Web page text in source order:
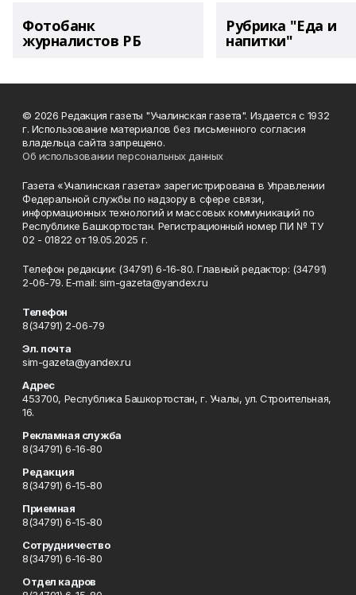
Фотобанк
журналистов РБ
Рубрика "Еда и
напитки"
© 2026 Редакция газеты "Учалинская газета". Издается с 1932
г. Использование материалов без письменного согласия
владельца сайта запрещено.
Об использовании персональных данных
Газета «Учалинская газета» зарегистрирована в Управлении
Федеральной службы по надзору в сфере связи,
информационных технологий и массовых коммуникаций по
Республике Башкортостан. Регистрационный номер ПИ № ТУ
02 - 01822 от 19.05.2025 г.
Телефон редакции: (34791) 6-16-80. Главный редактор: (34791)
2-06-79. Е-mаil: sim-gazeta@yandex.ru
Телефон
8(34791) 2-06-79
Эл. почта
sim-gazeta@yandex.ru
Адрес
453700, Республика Башкортостан, г. Учалы, ул. Строительная,
16.
Рекламная служба
8(34791) 6-16-80
Редакция
8(34791) 6-15-80
Приемная
8(34791) 6-15-80
Сотрудничество
8(34791) 6-16-80
Отдел кадров